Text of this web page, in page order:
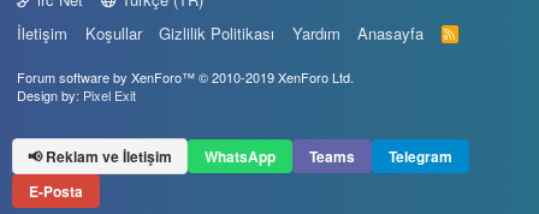
İletişim
Koşullar Gizlilik Politikası Yardım Anasayfa
R
S
Forum software by XenForo™© 2010-2019 XenForo Ltd.
Design by: Pixel Exit
📢 Reklam ve İletişim WhatsApp Teams
Telegram
E-Posta